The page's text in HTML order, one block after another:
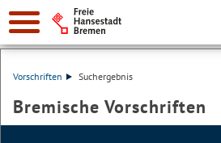
Vorschriften Suchergebnis
Bremische Vorschriften